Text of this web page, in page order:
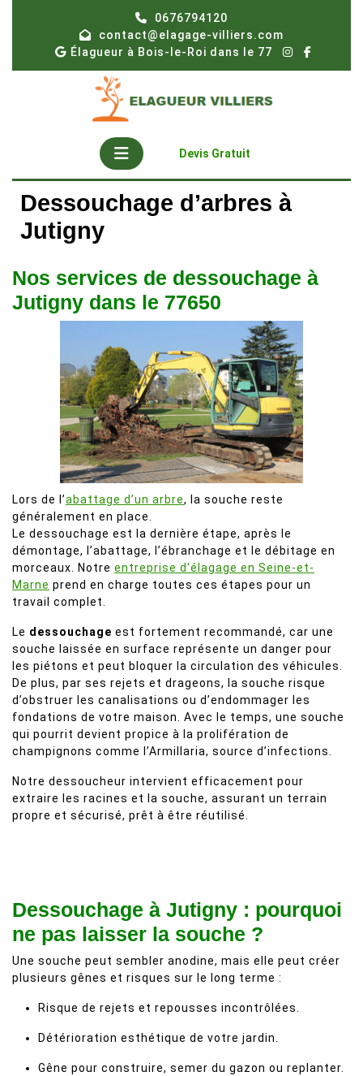
0676794120
contact@elagage-villiers.com
Élagueur à Bois-le-Roi dans le 77
Open
Button
Devis Gratuit
Dessouchage d’arbres à
Jutigny
Nos services de dessouchage à
Jutigny dans le 77650
Lors de l’abattage d’un arbre, la souche reste
généralement en place.
Le dessouchage est la dernière étape, après le
démontage, l’abattage, l’ébranchage et le débitage en
morceaux. Notre entreprise d'élagage en Seine-et-
Marne prend en charge toutes ces étapes pour un
travail complet.
Le dessouchage est fortement recommandé, car une
souche laissée en surface représente un danger pour
les piétons et peut bloquer la circulation des véhicules.
De plus, par ses rejets et drageons, la souche risque
d’obstruer les canalisations ou d’endommager les
fondations de votre maison. Avec le temps, une souche
qui pourrit devient propice à la prolifération de
champignons comme l’Armillaria, source d’infections.
Notre dessoucheur intervient efficacement pour
extraire les racines et la souche, assurant un terrain
propre et sécurisé, prêt à être réutilisé.
Dessouchage à Jutigny : pourquoi
ne pas laisser la souche ?
Une souche peut sembler anodine, mais elle peut créer
plusieurs gênes et risques sur le long terme :
Risque de rejets et repousses incontrôlées.
Détérioration esthétique de votre jardin.
Gêne pour construire, semer du gazon ou replanter.